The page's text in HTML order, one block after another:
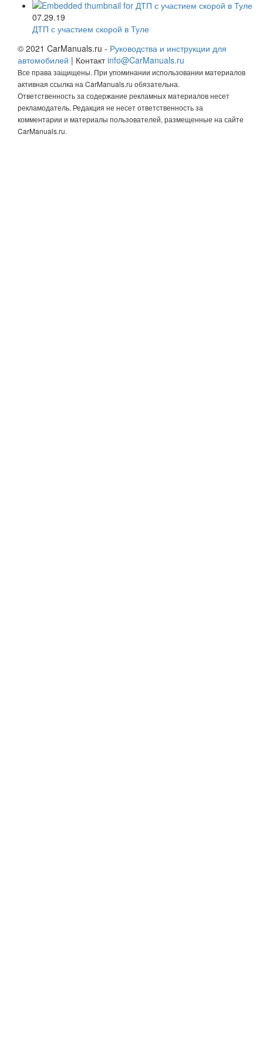
07.29.19
ДТП с участием скорой в Туле
© 2021 CarManuals.ru - Руководства и инструкции для
автомобилей | Контактinfo@CarManuals.ru
Все права защищены. При упоминании использовании материалов
активная ссылка на CarManuals.ru обязательна.
Ответственность за содержание рекламных материалов несет
рекламодатель. Редакция не несет ответственность за
комментарии и материалы пользователей, размещенные на сайте
CarManuals.ru.